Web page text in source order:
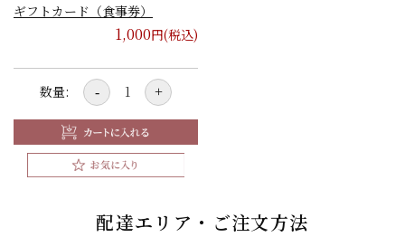
ギフトカード（食事券）
1,000円(税込)
数量: - +
配達エリア・ご注文方法